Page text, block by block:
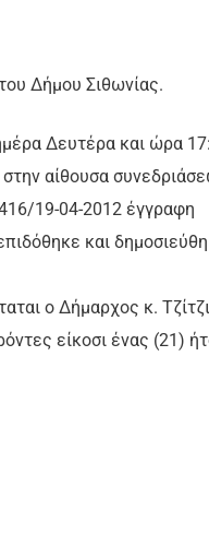
Δήμου Σιθωνίας.
Δευτέρα και ώρα
αίθουσα
19-04-2012 έγγραφη
και
ο Δήμαρχος κ.
είκοσι ένας (21)